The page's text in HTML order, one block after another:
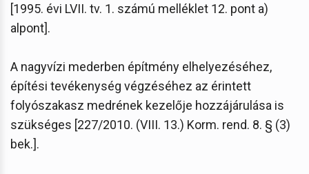
[1995. évi LVII. tv. 1. számú melléklet 12. pont a)
alpont].
A nagyvízi mederben építmény elhelyezéséhez,
építési tevékenység végzéséhez az érintett
folyószakasz medrének kezelője hozzájárulása is
szükséges [227/2010. (VIII. 13.) Korm. rend. 8. § (3)
bek.].